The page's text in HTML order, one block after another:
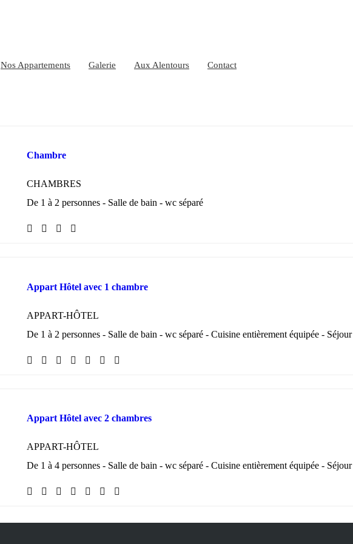
Nos Appartements Galerie Aux Alentours Contact
Chambre
CHAMBRES
De 1 à 2 personnes - Salle de bain - wc séparé
Appart Hôtel avec 1 chambre
APPART-HÔTEL
De 1 à 2 personnes - Salle de bain - wc séparé - Cuisine entièrement équipée - Séjour
Appart Hôtel avec 2 chambres
APPART-HÔTEL
De 1 à 4 personnes - Salle de bain - wc séparé - Cuisine entièrement équipée - Séjour